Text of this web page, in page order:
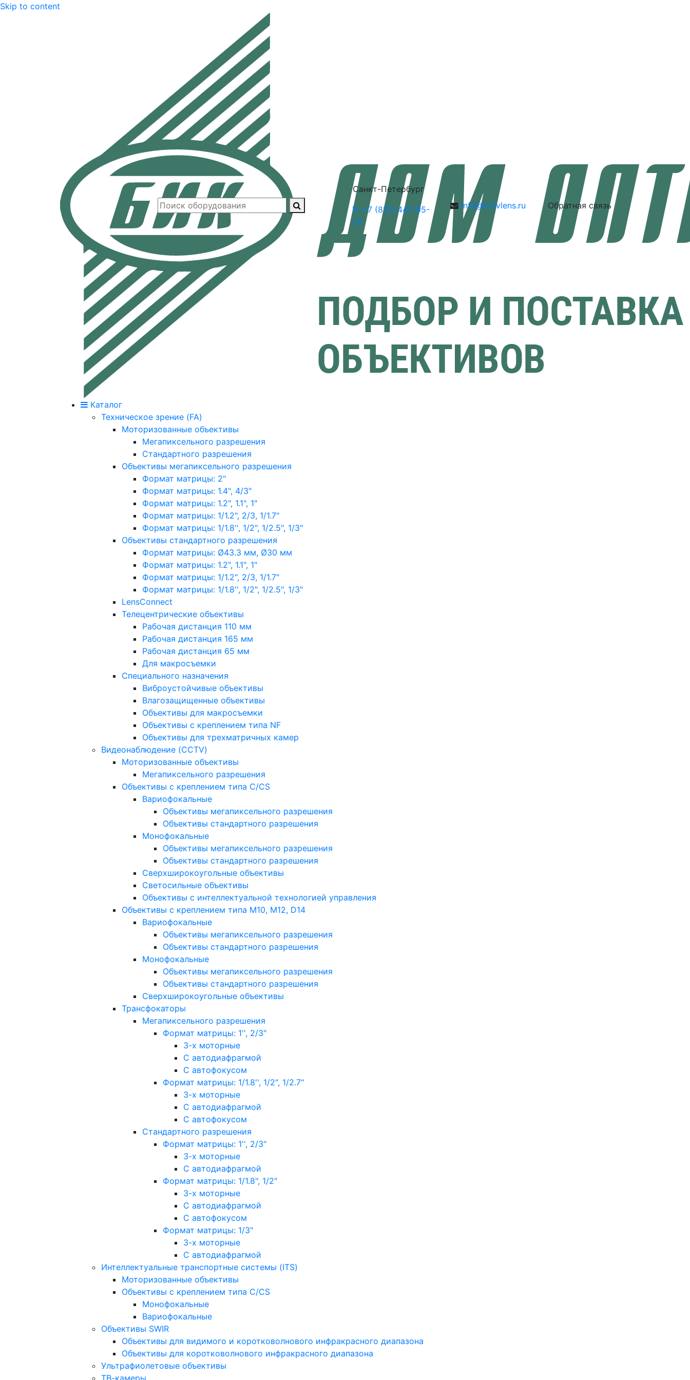
Skip to content
Санкт-Петербург
+7 (812) 447-95-
55
info@cctvlens.ru Обратная связь
Каталог
Техническое зрение (FA)
Моторизованные объективы
Мегапиксельного разрешения
Стандартного разрешения
Объективы мегапиксельного разрешения
Формат матрицы: 2"
Формат матрицы: 1.4", 4/3"
Формат матрицы: 1.2", 1.1", 1"
Формат матрицы: 1/1.2", 2/3, 1/1.7"
Формат матрицы: 1/1.8'', 1/2", 1/2.5", 1/3"
Объективы стандартного разрешения
Формат матрицы: Ø43.3 мм, Ø30 мм
Формат матрицы: 1.2", 1.1", 1"
Формат матрицы: 1/1.2", 2/3, 1/1.7"
Формат матрицы: 1/1.8'', 1/2", 1/2.5", 1/3"
LensConnect
Телецентрические объективы
Рабочая дистанция 110 мм
Рабочая дистанция 165 мм
Рабочая дистанция 65 мм
Для макросъемки
Специального назначения
Виброустойчивые объективы
Влагозащищенные объективы
Объективы для макросъемки
Объективы с креплением типа NF
Объективы для трехматричных камер
Видеонаблюдение (CCTV)
Моторизованные объективы
Мегапиксельного разрешения
Объективы с креплением типа C/CS
Вариофокальные
Объективы мегапиксельного разрешения
Объективы стандартного разрешения
Монофокальные
Объективы мегапиксельного разрешения
Объективы стандартного разрешения
Сверхширокоугольные объективы
Светосильные объективы
Объективы с интеллектуальной технологией управления
Объективы с креплением типа M10, M12, D14
Вариофокальные
Объективы мегапиксельного разрешения
Объективы стандартного разрешения
Монофокальные
Объективы мегапиксельного разрешения
Объективы стандартного разрешения
Сверхширокоугольные объективы
Трансфокаторы
Мегапиксельного разрешения
Формат матрицы: 1'', 2/3"
3-х моторные
С автодиафрагмой
С автофокусом
Формат матрицы: 1/1.8'', 1/2", 1/2.7"
3-х моторные
С автодиафрагмой
С автофокусом
Стандартного разрешения
Формат матрицы: 1'', 2/3"
3-х моторные
С автодиафрагмой
Формат матрицы: 1/1.8", 1/2"
3-х моторные
С автодиафрагмой
С автофокусом
Формат матрицы: 1/3"
3-х моторные
С автодиафрагмой
Интеллектуальные транспортные системы (ITS)
Моторизованные объективы
Объективы с креплением типа C/CS
Монофокальные
Вариофокальные
Объективы SWIR
Объективы для видимого и коротковолнового инфракрасного диапазона
Объективы для коротковолнового инфракрасного диапазона
Ультрафиолетовые объективы
ТВ-камеры